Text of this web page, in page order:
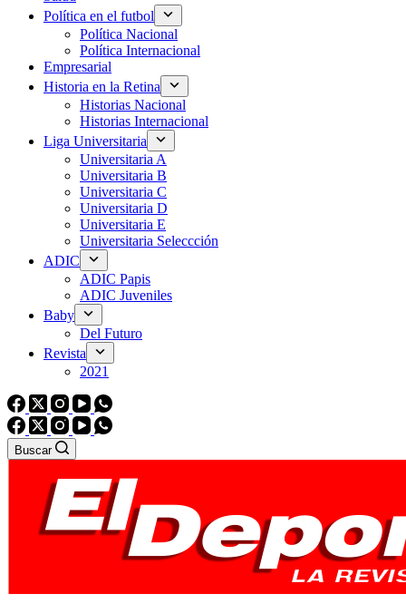
Política en el futbol
Política Nacional
Política Internacional
Empresarial
Historia en la Retina
Historias Nacional
Historias Internacional
Liga Universitaria
Universitaria A
Universitaria B
Universitaria C
Universitaria D
Universitaria E
Universitaria Seleccción
ADIC
ADIC Papis
ADIC Juveniles
Baby
Del Futuro
Revista
2021
Buscar